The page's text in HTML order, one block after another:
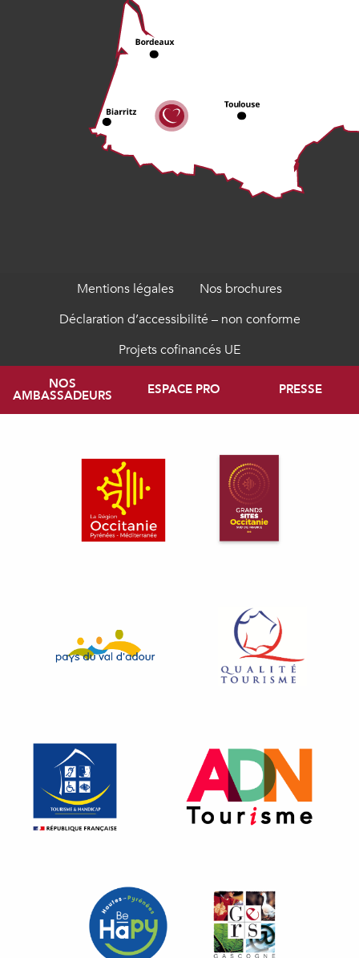
Mentions légales
Nos brochures
Déclaration d’accessibilité – non conforme
Projets cofinancés UE
NOS
AMBASSADEURS ESPACE PRO PRESSE